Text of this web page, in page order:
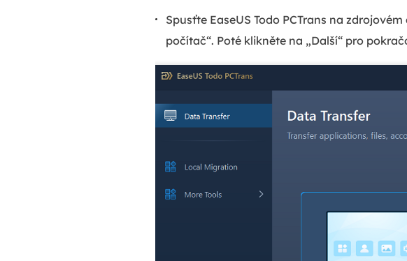
Spusťte EaseUS Todo PCTrans na
počítač“. Poté klikněte na „Další“ pro